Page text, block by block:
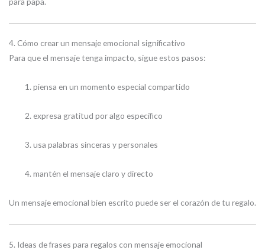
4. Cómo crear un mensaje emocional significativo
Para que el mensaje tenga impacto, sigue estos pasos:
piensa en un momento especial compartido
expresa gratitud por algo específico
usa palabras sinceras y personales
mantén el mensaje claro y directo
Un mensaje emocional bien escrito puede ser el corazón de tu regalo.
5. Ideas de frases para regalos con mensaje emocional